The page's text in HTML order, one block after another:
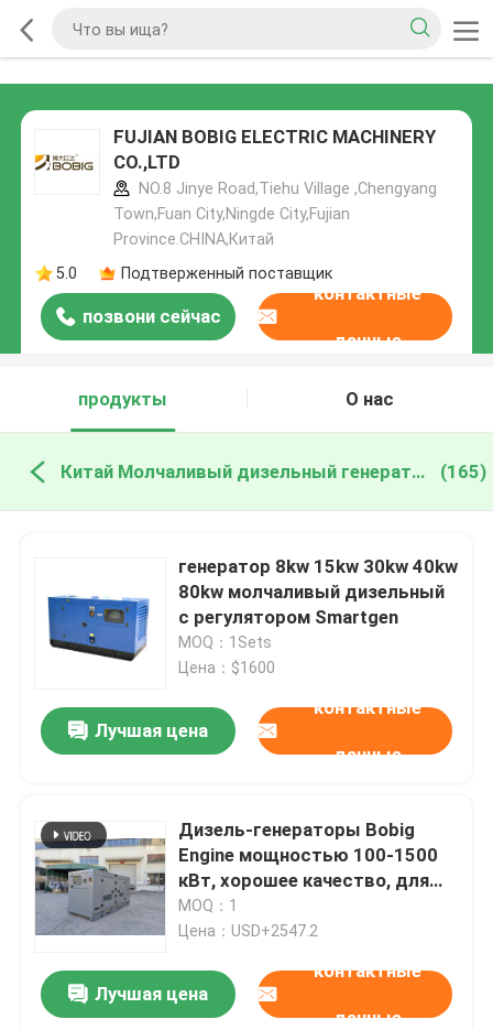
FUJIAN BOBIG ELECTRIC MACHINERY
CO.,LTD
NO.8 Jinye Road,Tiehu Village ,Chengyang
Town,Fuan City,Ningde City,Fujian
Province.CHINA,Китай
5.0
Подтверженный поставщик
позвони сейчас
контактные
данные
продукты О нас
Китай Молчаливый дизельный генератор (165)
генератор 8kw 15kw 30kw 40kw
80kw молчаливый дизельный
с регулятором Smartgen
MOQ：1Sets
Цена：$1600
Лучшая цена
контактные
данные
Дизель-генераторы Bobig
Engine мощностью 100-1500
кВт, хорошее качество, для
наружного использования, с
защитой от дождя, на
мобильные
MOQ：1
Цена：USD+2547.2
Лучшая цена
контактные
данные